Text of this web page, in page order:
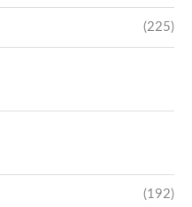
(225)
(192)